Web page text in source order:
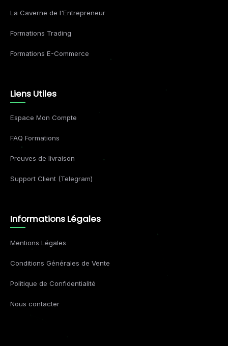
La Caverne de l'Entrepreneur
Formations Trading
Formations E-Commerce
Liens Utiles
Espace Mon Compte
FAQ Formations
Preuves de livraison
Support Client (Telegram)
Informations Légales
Mentions Légales
Conditions Générales de Vente
Politique de Confidentialité
Nous contacter